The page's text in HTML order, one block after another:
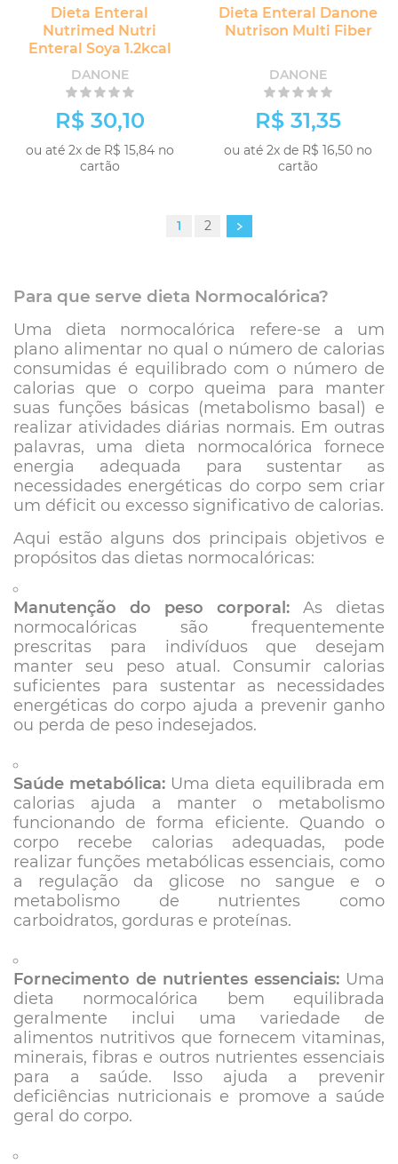
Dieta Enteral
Nutrimed Nutri
Enteral Soya 1.2kcal
DANONE
R$ 30,10
ou até 2x de R$ 15,84 no
cartão
Dieta Enteral Danone
Nutrison Multi Fiber
DANONE
R$ 31,35
ou até 2x de R$ 16,50 no
cartão
1 2
Para que serve dieta Normocalórica?
Uma dieta normocalórica refere-se a um
plano alimentar no qual o número de calorias
consumidas é equilibrado com o número de
calorias que o corpo queima para manter
suas funções básicas (metabolismo basal) e
realizar atividades diárias normais. Em outras
palavras, uma dieta normocalórica fornece
energia adequada para sustentar as
necessidades energéticas do corpo sem criar
um déficit ou excesso significativo de calorias.
Aqui estão alguns dos principais objetivos e
propósitos das dietas normocalóricas:
Manutenção do peso corporal: As dietas
normocalóricas são frequentemente
prescritas para indivíduos que desejam
manter seu peso atual. Consumir calorias
suficientes para sustentar as necessidades
energéticas do corpo ajuda a prevenir ganho
ou perda de peso indesejados.
Saúde metabólica: Uma dieta equilibrada em
calorias ajuda a manter o metabolismo
funcionando de forma eficiente. Quando o
corpo recebe calorias adequadas, pode
realizar funções metabólicas essenciais, como
a regulação da glicose no sangue e o
metabolismo de nutrientes como
carboidratos, gorduras e proteínas.
Fornecimento de nutrientes essenciais: Uma
dieta normocalórica bem equilibrada
geralmente inclui uma variedade de
alimentos nutritivos que fornecem vitaminas,
minerais, fibras e outros nutrientes essenciais
para a saúde. Isso ajuda a prevenir
deficiências nutricionais e promove a saúde
geral do corpo.